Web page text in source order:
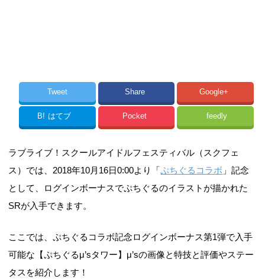
Tweet Share Google+
B! はてブ Pocket feedly
ラブライブ！スクールアイドルフェスティバル（スクフェ
ス）では、2018年10月16日0:00より「ぷちぐるコラボ 」記念
として、ログインボーナスでぷちぐるのイラストが描かれた
SRが入手できます。
ここでは、ぷちぐるコラボ記念ログインボーナス第1弾で入手
可能な【ぷちぐるμ’sタワー】μ’sの画像と特技と評価やステー
タスを紹介します！